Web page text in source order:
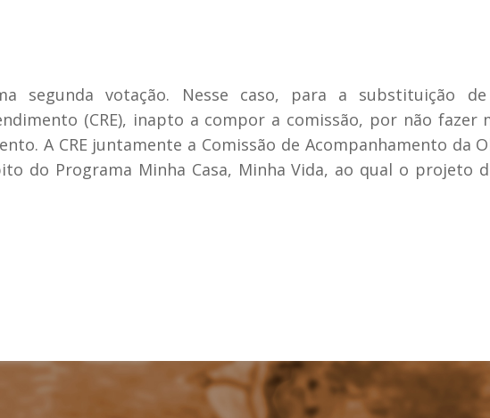
segunda votação. Nesse caso, para a substituição
(CRE), inapto a compor a comissão, por não
A CRE juntamente a Comissão de Acompanhamento da
do Programa Minha Casa, Minha Vida, ao qual o projeto